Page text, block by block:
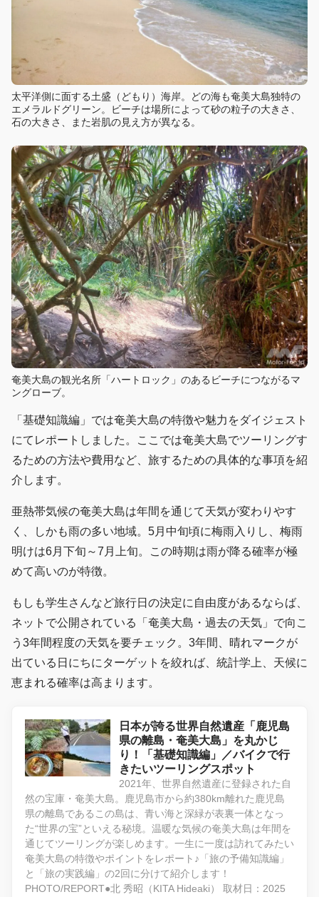
太平洋側に面する土盛（どもり）海岸。どの海も奄美大島独特の
エメラルドグリーン。ビーチは場所によって砂の粒子の大きさ、
石の大きさ、また岩肌の見え方が異なる。
奄美大島の観光名所「ハートロック」のあるビーチにつながるマ
ングローブ。
「基礎知識編」では奄美大島の特徴や魅力をダイジェスト
にてレポートしました。ここでは奄美大島でツーリングす
るための方法や費用など、旅するための具体的な事項を紹
介します。
亜熱帯気候の奄美大島は年間を通じて天気が変わりやす
く、しかも雨の多い地域。5月中旬頃に梅雨入りし、梅雨
明けは6月下旬～7月上旬。この時期は雨が降る確率が極
めて高いのが特徴。
もしも学生さんなど旅行日の決定に自由度があるならば、
ネットで公開されている「奄美大島・過去の天気」で向こ
う3年間程度の天気を要チェック。3年間、晴れマークが
出ている日にちにターゲットを絞れば、統計学上、天候に
恵まれる確率は高まります。
日本が誇る世界自然遺産「鹿児島
県の離島・奄美大島」を丸かじ
り！「基礎知識編」／バイクで行
きたいツーリングスポット
2021年、世界自然遺産に登録された自
然の宝庫・奄美大島。鹿児島市から約380km離れた鹿児島
県の離島であるこの島は、青い海と深緑が表裏一体となっ
た“世界の宝”といえる秘境。温暖な気候の奄美大島は年間を
通じてツーリングが楽しめます。一生に一度は訪れてみたい
奄美大島の特徴やポイントをレポート♪「旅の予備知識編」
と「旅の実践編」の2回に分けて紹介します！
PHOTO/REPORT●北 秀昭（KITA Hideaki） 取材日：2025